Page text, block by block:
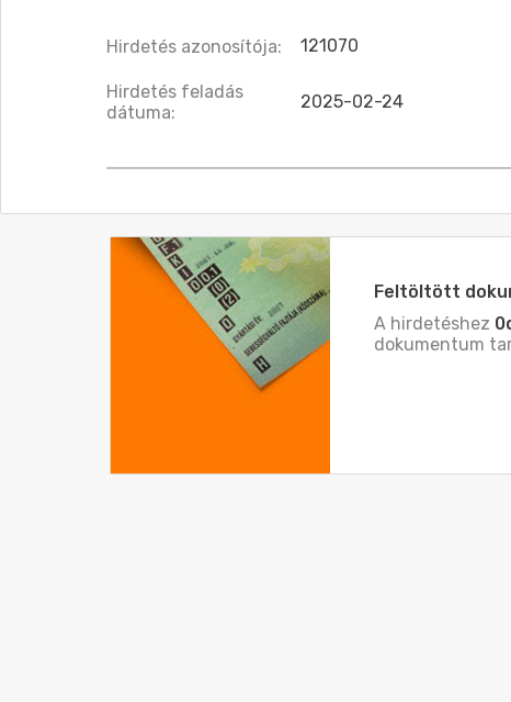
Hirdetés azonosítója: 121070
Hirdetés feladás
dátuma:
2025-02-24
Feltöltött
A hirdetéshez
dokumentum